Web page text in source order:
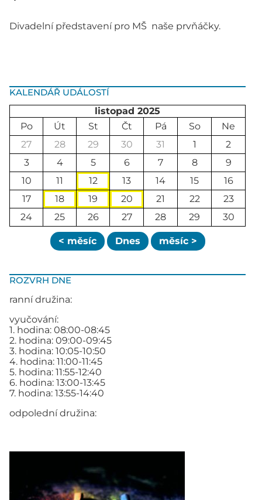
KALENDÁŘ UDÁLOSTÍ
listopad 2025
Po
Út St Čt Pá So
Ne
27
28 29 30 31 1
2
3
4 5 6 7 8
9
10
11 12 13 14 15
16
17
18 19 20 21 22
23
24
25 26 27 28 29 30
< měsíc Dnes měsíc >
ROZVRH DNE
ranní družina:
vyučování:
1. hodina: 08:00-08:45
2. hodina: 09:00-09:45
3. hodina: 10:05-10:50
4. hodina: 11:00-11:45
5. hodina: 11:55-12:40
6. hodina: 13:00-13:45
7. hodina: 13:55-14:40
odpolední družina:
Divadelní představení pro MŠ naše prvňáčky.